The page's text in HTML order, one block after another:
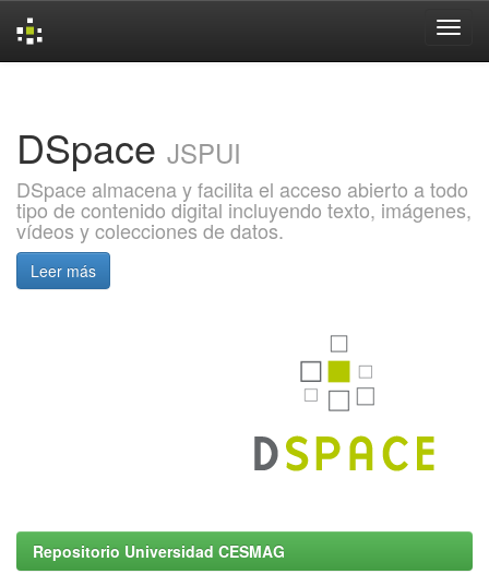
DSpace JSPUI
DSpace almacena y facilita el acceso abierto a todo
tipo de contenido digital incluyendo texto, imágenes,
vídeos y colecciones de datos.
Leer más
Repositorio Universidad CESMAG